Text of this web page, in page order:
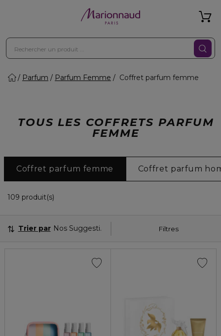
Parfum Parfum Femme Coffret parfum femme
TOUS LES COFFRETS PARFUM
FEMME
Coffret parfum femme Coffret parfum
109 produit(s)
Filtres
Trier par Nos Suggestions